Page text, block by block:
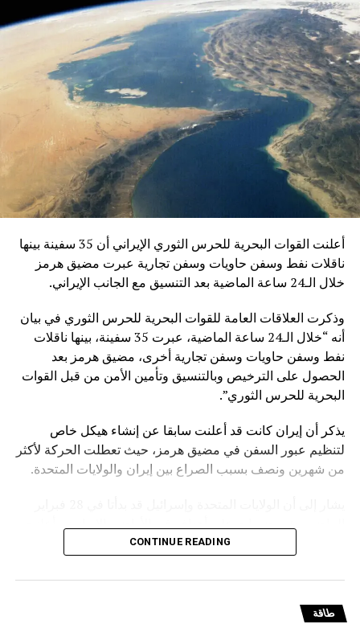
أعلنت القوات البحرية للحرس الثوري الإيراني أن 35 سفينة بينها
ناقلات نفط وسفن حاويات وسفن تجارية عبرت مضيق هرمز
خلال الـ24 ساعة الماضية بعد التنسيق مع الجانب الإيراني.
وذكرت العلاقات العامة للقوات البحرية للحرس الثوري في بيان
أنه “خلال الـ24 ساعة الماضية، عبرت 35 سفينة، بينها ناقلات
نفط وسفن حاويات وسفن تجارية أخرى، مضيق هرمز بعد
الحصول على الترخيص وبالتنسيق وتأمين الأمن من قبل القوات
البحرية للحرس الثوري”.
يذكر أن إيران كانت قد أعلنت سابقا عن إنشاء هيكل خاص
لتنظيم عبور السفن في مضيق هرمز، حيث تعطلت الحركة لأكثر
من شهرين ونصف بسبب الصراع بين إيران والولايات المتحدة.
واشنطن وطهران في 8 أبريل وقف إطلاق النار، لكن الولايات
المتحدة بدأت حصارا للموانئ الإيرانية، بينما أعلنت إيران فرض
قواعد خاصة للعبور عبر مضيق هرمز.
CONTINUE READING
طاقة